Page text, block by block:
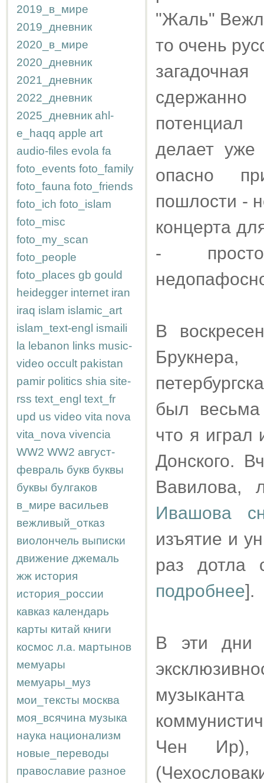
2019_в_мире
2019_дневник
2020_в_мире
2020_дневник
2021_дневник
2022_дневник
2025_дневник ahl-
e_haqq apple art
audio-files evola fa
foto_events foto_family
foto_fauna foto_friends
foto_ich foto_islam
foto_misc
foto_my_scan
foto_people
foto_places gb gould
heidegger internet iran
iraq islam islamic_art
islam_text-engl ismaili
la lebanon links music-
video occult pakistan
pamir politics shia site-
rss text_engl text_fr
upd us video vita nova
vita_nova vivencia
WW2 WW2 август-
февраль букв буквы
буквы булгаков
в_мире васильев
вежливый_отказ
виолончель выписки
движение джемаль
жж история
история_россии
кавказ календарь
карты китай книги
космос л.а. мартынов
мемуары
мемуары_муз
мои_тексты москва
моя_всячина музыка
наука национализм
новые_переводы
православие разное
"Жаль"
то очень
потенциал
делает уже
опасно
пошлости -
концерта
-
В
был
что я играл
Донского.
Ивашова
изъятие и
раз дотла
подробнее].
В эти дни
Чен Ир),